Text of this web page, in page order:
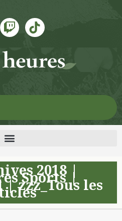
2018|
Sports|
|zzz_Tous les